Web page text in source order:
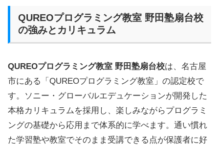
QUREOプログラミング教室 野田塾扇台校
の強みとカリキュラム
QUREOプログラミング教室 野田塾扇台校は、名古屋
市にある「QUREOプログラミング教室」の認定校で
す。ソニー・グローバルエデュケーションが開発した
本格カリキュラムを採用し、楽しみながらプログラミ
ングの基礎から応用まで体系的に学べます。通い慣れ
た学習塾や教室でそのまま受講できる点が保護者に好